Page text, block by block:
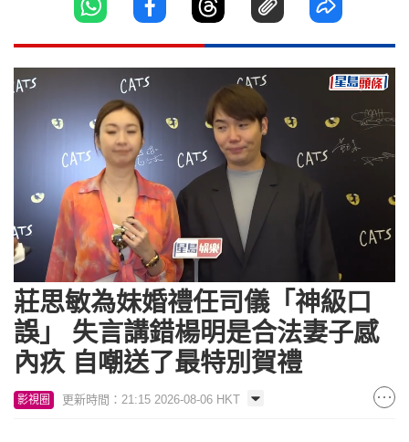
Unmute Loaded:
9.34%
莊思敏為妹婚禮任司儀「神級口
誤」 失言講錯楊明是合法妻子感
內疚 自嘲送了最特別賀禮
影視圈 更新時間：21:15 2026-08-06 HKT